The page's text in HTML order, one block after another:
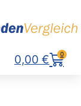
0,00 € 0